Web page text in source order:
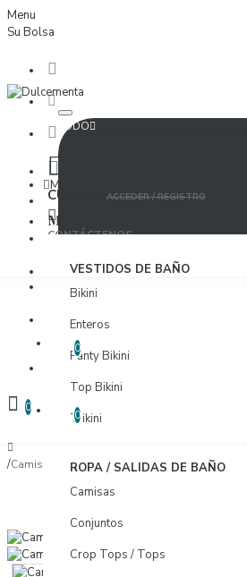
Menu
Su Bolsa
CONTÁCTENOS
TODO
CUENTA ACCEDER / REGISTRO
LISTA DE DESEOS
0
COMPARAR
0
Menu
MUJER
VESTIDOS DE BAÑO
Bikini
Enteros
Panty Bikini
Top Bikini
Trikini
ROPA / SALIDAS DE BAÑO
Camisas
Conjuntos
Crop Tops / Tops
ACCEDER
PROVEEDORES
0
Camisa Blanca Ojalillo Oceanía